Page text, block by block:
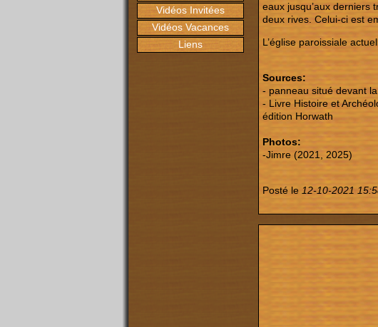
Vidéos Invitées
Vidéos Vacances
Liens
eaux jusqu’aux derniers
deux rives. Celui-ci est
L’église paroissiale
Sources:
- panneau situé devant
- Livre Histoire et
édition Horwath
Photos:
-Jimre (2021, 2025)
Posté le 12-10-2021